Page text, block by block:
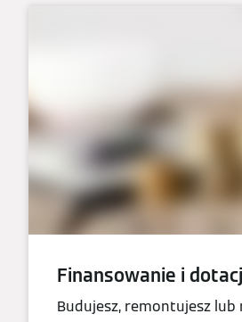
Finansowanie i
Budujesz, remontujesz lub